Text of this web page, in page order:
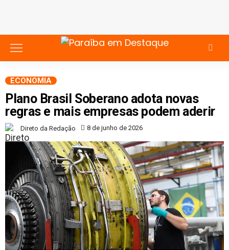
ECONOMIA
Plano Brasil Soberano adota novas
regras e mais empresas podem aderir
Direto da Redação 8 de junho de 2026